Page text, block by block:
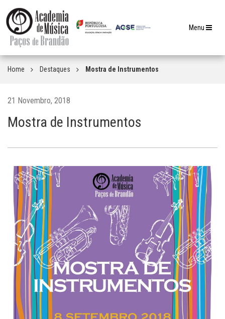
Toggle
Menu
Home Destaques Mostra de Instrumentos
21 Novembro, 2018
Mostra de Instrumentos